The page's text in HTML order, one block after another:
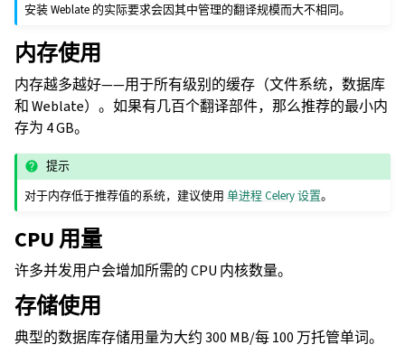
安装 Weblate 的实际要求会因其中管理的翻译规模而大不相同。
内存使用
内存越多越好——用于所有级别的缓存（文件系统，数据库
和 Weblate）。如果有几百个翻译部件，那么推荐的最小内
存为 4 GB。
提示
对于内存低于推荐值的系统，建议使用单进程 Celery 设置。
CPU 用量
许多并发用户会增加所需的 CPU 内核数量。
存储使用
典型的数据库存储用量为大约 300 MB/每 100 万托管单词。